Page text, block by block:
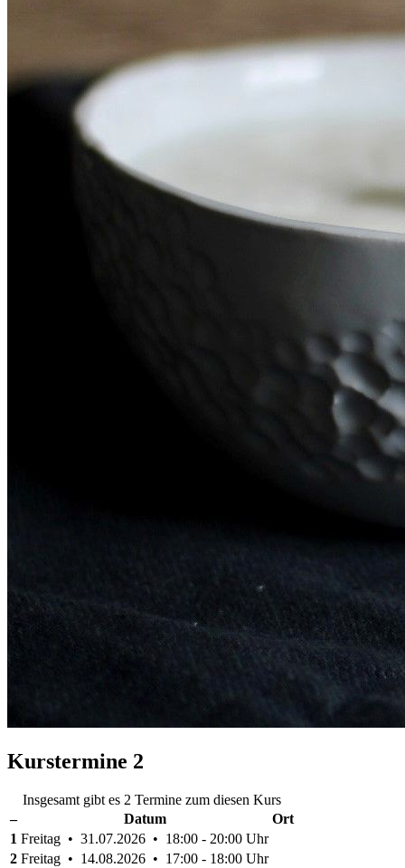
Kurstermine 2
Insgesamt gibt es 2 Termine zum diesen Kurs
–
Datum
Ort
1 Freitag • 31.07.2026 • 18:00 - 20:00 Uhr
2 Freitag • 14.08.2026 • 17:00 - 18:00 Uhr